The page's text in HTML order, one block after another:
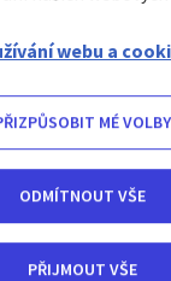
spustila aplikaci
digitální
řidičům slevy,
služby pro řidiče,
lze navíc nově
webu a
MÉ VOLBY
ODMÍTNOUT VŠE
PŘIJMOUT VŠE